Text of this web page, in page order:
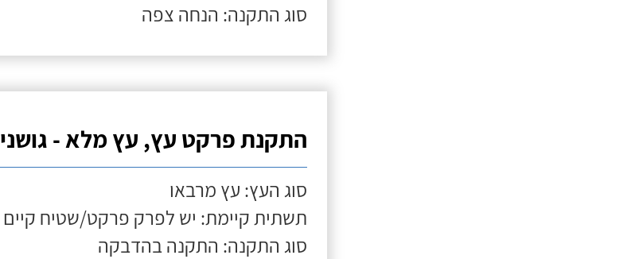
סוג התקנה: הנחה צפה
התקנת פרקט עץ, עץ מלא - גושני
סוג העץ: עץ מרבאו
תשתית קיימת: יש לפרק פרקט/שטיח קיים
סוג התקנה: התקנה בהדבקה